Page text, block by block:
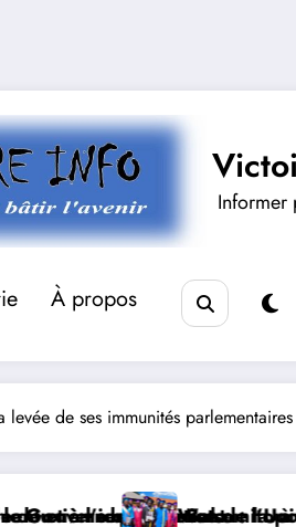
Informer
À propos
de ses immunités parlementaires
renforcer la gouvernance
clôture l’année Haut-Uele